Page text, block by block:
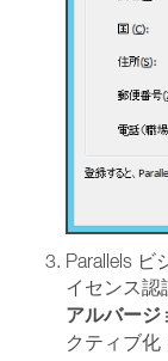
Parallels
イセンス認
アルバージ
クティブ化